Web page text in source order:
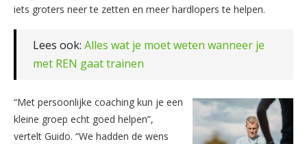
iets groters neer te zetten en meer hardlopers te helpen.
Lees ook: Alles wat je moet weten wanneer je
met REN gaat trainen
“Met persoonlijke coaching kun je een
kleine groep echt goed helpen”,
vertelt Guido. “We hadden de wens